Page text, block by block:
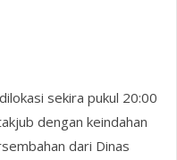
sekira pukul 20:00
dengan keindahan
dari Dinas